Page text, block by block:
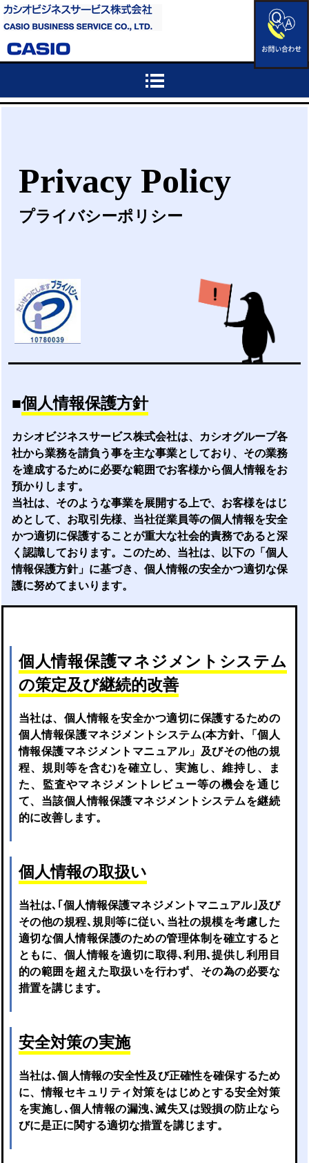
Privacy Policy
プライバシーポリシー
■個人情報保護方針
カシオビジネスサービス株式会社は、カシオグループ各
社から業務を請負う事を主な事業としており、その業務
を達成するために必要な範囲でお客様から個人情報をお
預かりします。
当社は、そのような事業を展開する上で、お客様をはじ
めとして、お取引先様、当社従業員等の個人情報を安全
かつ適切に保護することが重大な社会的責務であると深
く認識しております。このため、当社は、以下の「個人
情報保護方針」に基づき、個人情報の安全かつ適切な保
護に努めてまいります。
個人情報保護マネジメントシステム
の策定及び継続的改善
当社は、個人情報を安全かつ適切に保護するための
個人情報保護マネジメントシステム(本方針､「個人
情報保護マネジメントマニュアル」及びその他の規
程、規則等を含む)を確立し、実施し、維持し、ま
た、監査やマネジメントレビュー等の機会を通じ
て、当該個人情報保護マネジメントシステムを継続
的に改善します。
個人情報の取扱い
当社は､｢個人情報保護マネジメントマニュアル｣及び
その他の規程､規則等に従い､当社の規模を考慮した
適切な個人情報保護のための管理体制を確立すると
ともに、個人情報を適切に取得､利用､提供し利用目
的の範囲を超えた取扱いを行わず、その為の必要な
措置を講じます。
安全対策の実施
当社は､個人情報の安全性及び正確性を確保するため
に、情報セキュリティ対策をはじめとする安全対策
を実施し､個人情報の漏洩､滅失又は毀損の防止なら
びに是正に関する適切な措置を講じます。